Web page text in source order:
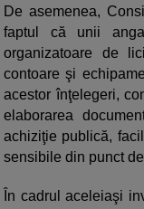
De asemenea,
faptul că unii
organizatoare de
contoare şi
acestor înţelegeri,
elaborarea
achiziţie publică,
sensibile din punct
În cadrul aceleiaşi